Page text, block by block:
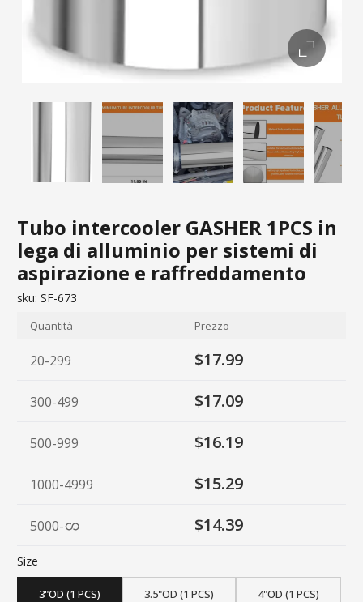
Tubo intercooler GASHER 1PCS in
lega di alluminio per sistemi di
aspirazione e raffreddamento
sku: SF-673
Quantità Prezzo
20-299 $17.99
300-499 $17.09
500-999 $16.19
1000-4999 $15.29
5000- $14.39
Size
3"OD (1 PCS) 3.5"OD (1 PCS) 4"OD (1 PCS)